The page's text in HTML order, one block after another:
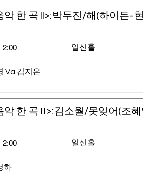
악 한 곡 ll>:박두진/해(하이든-
2:00 일신홀
Va.김지은
악 한 곡 II>:김소월/못잊어(조
2:00 일신홀
하